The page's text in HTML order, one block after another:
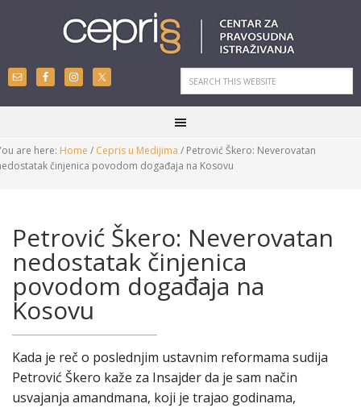
are here: Home / Cepris u Medijima / Petrović Škero: Neverovatan
činjenica povodom događaja na Kosovu
Petrović Škero: Neverovatan
nedostatak činjenica
povodom događaja na
Kosovu
Kada je reč o poslednjim ustavnim reformama sudija
Petrović Škero kaže za Insajder da je sam način
usvajanja amandmana, koji je trajao godinama,